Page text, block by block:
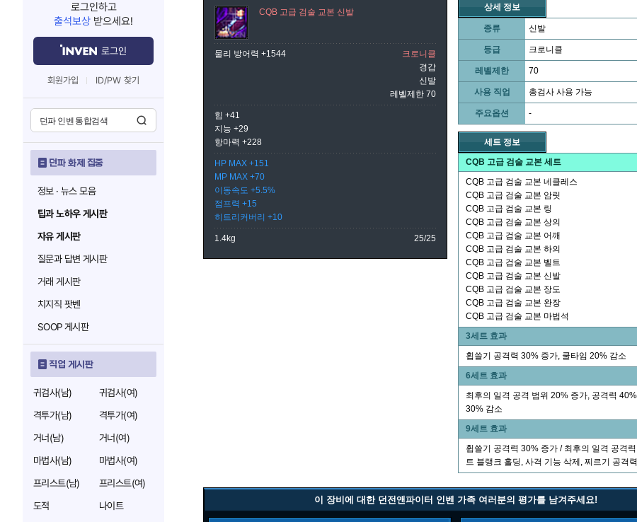
로그인하고
출석보상 받으세요!
로그인
회원가입 ID/PW 찾기
던파 화제 집중
정보 · 뉴스 모음
팁과 노하우 게시판
자유 게시판
질문과 답변 게시판
거래 게시판
치지직 팟벤
SOOP 게시판
직업 게시판
귀검사(남)
귀검사(여)
격투가(남)
격투가(여)
거너(남)
거너(여)
마법사(남)
마법사(여)
프리스트(남)
프리스트(여)
도적
나이트
CQB 고급 검술 교본 신발
물리 방어력 +1544
크로니클
경갑
신발
레벨제한 70
힘 +41
지능 +29
항마력 +228
HP MAX +151
MP MAX +70
이동속도 +5.5%
점프력 +15
히트리커버리 +10
1.4kg 25/25
상세 정보
종류 신발
등급 크로니클
레벨제한 70
사용 직업 총검사 사용 가능
주요옵션 -
세트 정보
CQB 고급 검술 교본 세트
CQB 고급 검술 교본 네클레스
CQB 고급 검술 교본 암릿
CQB 고급 검술 교본 링
CQB 고급 검술 교본 상의
CQB 고급 검술 교본 어깨
CQB 고급 검술 교본 하의
CQB 고급 검술 교본 벨트
CQB 고급 검술 교본 신발
CQB 고급 검술 교본 장도
CQB 고급 검술 교본 완장
CQB 고급 검술 교본 마법석
3세트 효과
휩쓸기 공격력 30% 증가, 쿨타임 20% 감소
6세트 효과
최후의 일격 공격 범위 20% 증가, 공격력
30% 감소
9세트 효과
휩쓸기 공격력 30% 증가 / 최후의 일격 공격
트 블랭크 홀딩, 사격 기능 삭제, 찌르기 공격
이 장비에 대한 던전앤파이터 인벤 가족 여러분의 평가를 남겨주세요!